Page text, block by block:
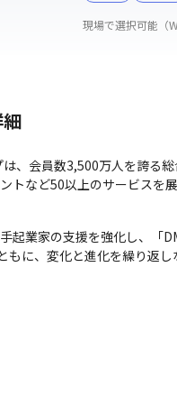
現場で選択可能（
、会員数3,500万人を誇る
トなど50以上のサービスを
起業家の支援を強化し、「
もに、変化と進化を繰り返